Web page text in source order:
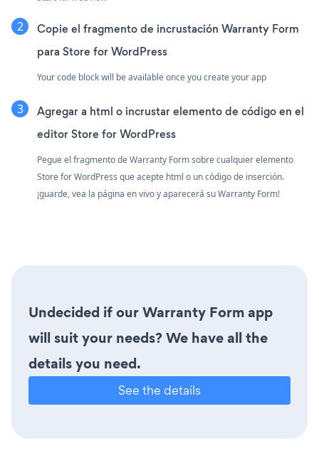
Copie el fragmento de incrustación Warranty Form
para Store for WordPress
Your code block will be available once you create your app
Agregar a html o incrustar elemento de código en el
editor Store for WordPress
Pegue el fragmento de Warranty Form sobre cualquier elemento
Store for WordPress que acepte html o un código de inserción.
¡guarde, vea la página en vivo y aparecerá su Warranty Form!
Undecided if our Warranty Form app
will suit your needs? We have all the
details you need.
See the details